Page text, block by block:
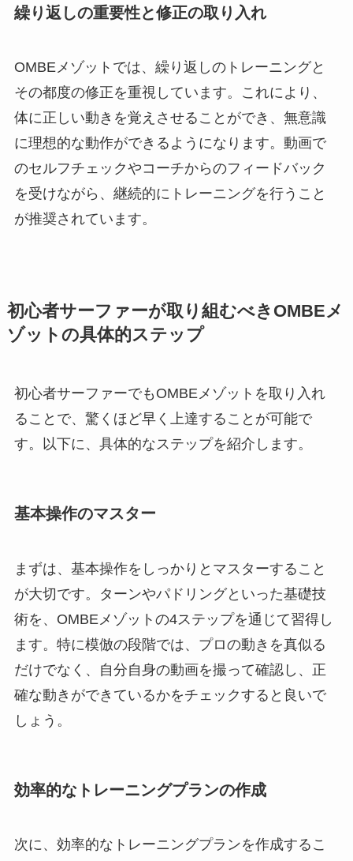
繰り返しの重要性と修正の取り入れ
OMBEメゾットでは、繰り返しのトレーニングと
その都度の修正を重視しています。これにより、
体に正しい動きを覚えさせることができ、無意識
に理想的な動作ができるようになります。動画で
のセルフチェックやコーチからのフィードバック
を受けながら、継続的にトレーニングを行うこと
が推奨されています。
初心者サーファーが取り組むべきOMBEメ
ゾットの具体的ステップ
初心者サーファーでもOMBEメゾットを取り入れ
ることで、驚くほど早く上達することが可能で
す。以下に、具体的なステップを紹介します。
基本操作のマスター
まずは、基本操作をしっかりとマスターすること
が大切です。ターンやパドリングといった基礎技
術を、OMBEメゾットの4ステップを通じて習得し
ます。特に模倣の段階では、プロの動きを真似る
だけでなく、自分自身の動画を撮って確認し、正
確な動きができているかをチェックすると良いで
しょう。
効率的なトレーニングプランの作成
次に、効率的なトレーニングプランを作成するこ